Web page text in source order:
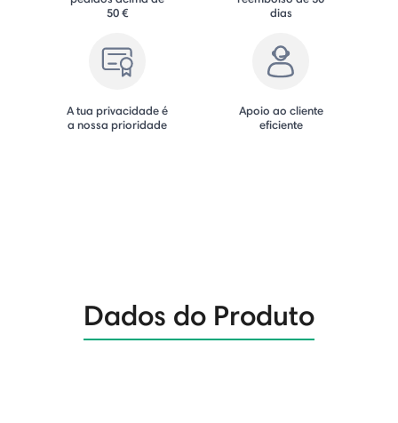
50 €
dias
A tua privacidade é
a nossa prioridade
Apoio ao cliente
eficiente
Dados do Produto